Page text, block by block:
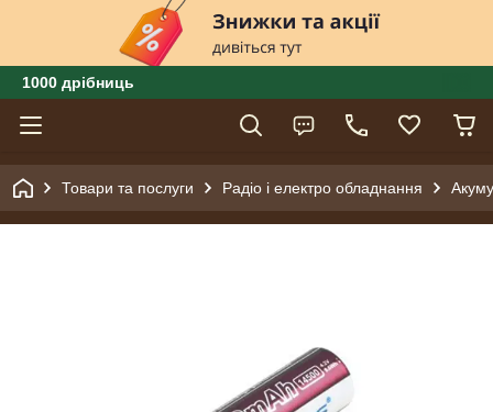
1000 дрібниць
Товари та послуги Радіо і електро обладнання